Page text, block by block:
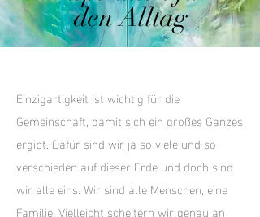
den Alltag
Einzigartigkeit ist wichtig für die
Gemeinschaft, damit sich ein großes Ganzes
ergibt. Dafür sind wir ja so viele und so
verschieden auf dieser Erde und doch sind
wir alle eins. Wir sind alle Menschen, eine
Familie. Vielleicht scheitern wir genau an